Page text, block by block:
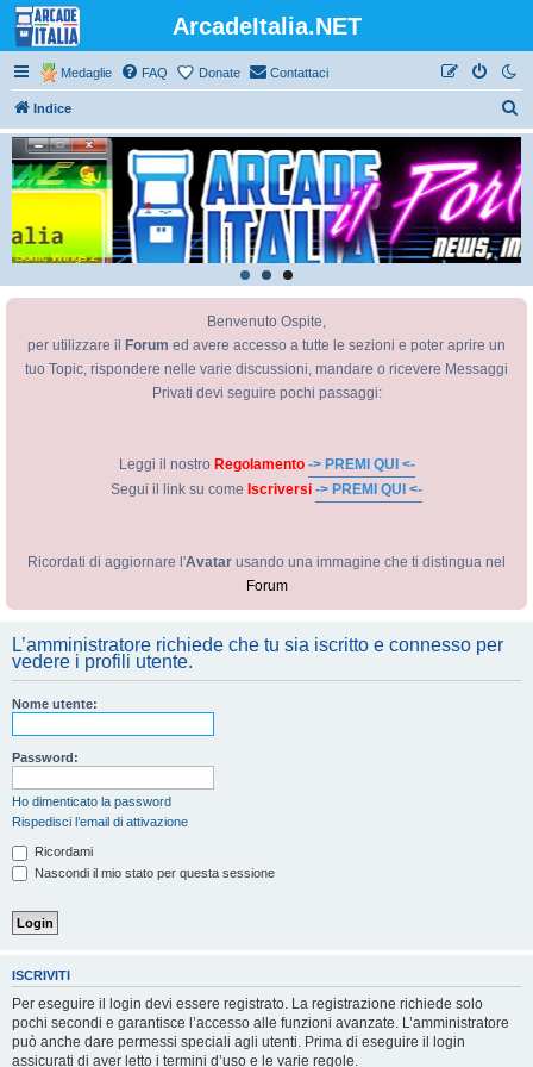
ArcadeItalia.NET
Medaglie FAQ Donate Contattaci
Indice
e
r
c
a
Benvenuto Ospite,
per utilizzare il
Forum ed avere accesso a tutte le sezioni e poter aprire un
tuo Topic, rispondere nelle varie discussioni, mandare o ricevere Messaggi
Privati devi seguire pochi passaggi:
Leggi il nostro Regolamento -> PREMI QUI <-
Segui il link su come Iscriversi -> PREMI QUI <-
Ricordati di aggiornare l'Avatar usando una immagine che ti distingua nel
Forum
L’amministratore richiede che tu sia iscritto e connesso per
vedere i profili utente.
Nome utente:
Password:
Ho dimenticato la password
Rispedisci l’email di attivazione
Ricordami
Nascondi il mio stato per questa sessione
ISCRIVITI
Per eseguire il login devi essere registrato. La registrazione richiede solo
pochi secondi e garantisce l’accesso alle funzioni avanzate. L’amministratore
può anche dare permessi speciali agli utenti. Prima di eseguire il login
assicurati di aver letto i termini d’uso e le varie regole.